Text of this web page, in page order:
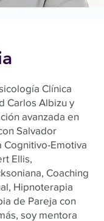
Clínica
Carlos Albizu y
avanzada en
Salvador
Cognitivo-Emotiva
Ellis,
Coaching
Hipnoterapia
de Pareja con
soy mentora